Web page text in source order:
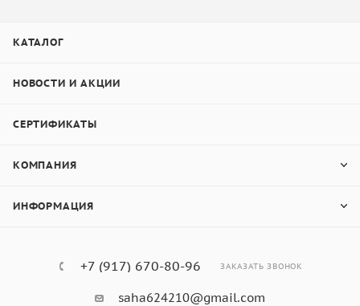
КАТАЛОГ
НОВОСТИ И АКЦИИ
СЕРТИФИКАТЫ
КОМПАНИЯ
ИНФОРМАЦИЯ
+7 (917) 670-80-96 ЗАКАЗАТЬ ЗВОНОК
saha624210@gmail.com